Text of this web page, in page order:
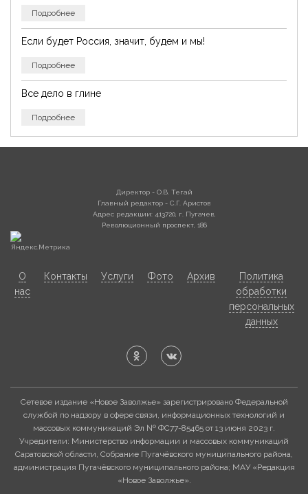
Подробнее
Если будет Россия, значит, будем и мы!
Подробнее
Все дело в глине
Подробнее
Директор - О.В. Тегай
Главный редактор - С.Г. Аристов
Адрес редакции: 413720, г. Пугачев,
Революционный проспект, 186
О
нас
Контакты Услуги Фото Архив
Политика
обработки
персональных
данных
Сетевое издание «Новое Заволжье» зарегистрировано Федеральной
службой по надзору в сфере связи, информационных технологий и
массовых коммуникаций Эл № ФС77-85465 от 13 июня 2023 г.
Учредители: Министерство информации и массовых коммуникаций
Саратовской области, Собрание Пугачёвского муниципального района,
администрация Пугачёвского муниципального района; МАУ «Редакция
«Новое Заволжье».